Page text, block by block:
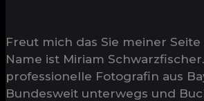
Freut mich das Sie meiner
Name ist Miriam
professionelle Fotografin aus
Bundesweit unterwegs und